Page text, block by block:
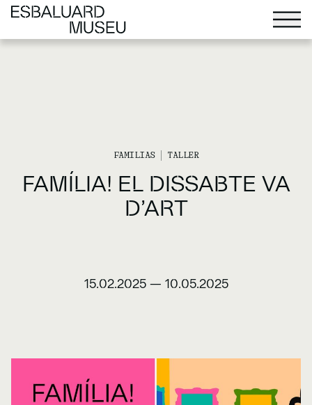
FAMILIAS TALLER
FAMÍLIA! EL DISSABTE VA
D’ART
15.02.2025 — 10.05.2025